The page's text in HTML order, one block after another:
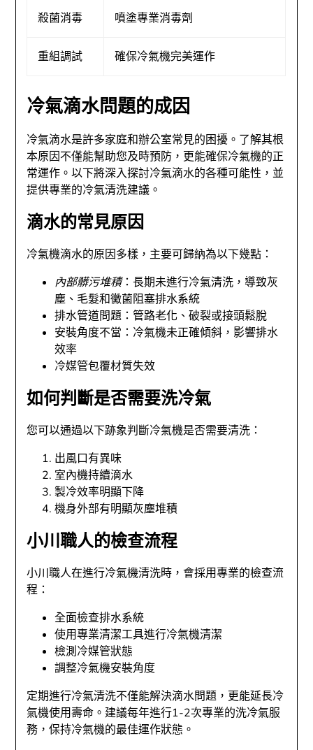
殺菌消毒 噴塗專業消毒劑
重組調試 確保冷氣機完美運作
冷氣滴水問題的成因
冷氣滴水是許多家庭和辦公室常見的困擾。了解其根
本原因不僅能幫助您及時預防，更能確保冷氣機的正
常運作。以下將深入探討冷氣滴水的各種可能性，並
提供專業的冷氣清洗建議。
滴水的常見原因
冷氣機滴水的原因多樣，主要可歸納為以下幾點：
內部髒污堆積：長期未進行冷氣清洗，導致灰
塵、毛髮和黴菌阻塞排水系統
排水管道問題：管路老化、破裂或接頭鬆脫
安裝角度不當：冷氣機未正確傾斜，影響排水
效率
冷媒管包覆材質失效
如何判斷是否需要洗冷氣
您可以通過以下跡象判斷冷氣機是否需要清洗：
出風口有異味
室內機持續滴水
製冷效率明顯下降
機身外部有明顯灰塵堆積
小川職人的檢查流程
小川職人在進行冷氣機清洗時，會採用專業的檢查流
程：
全面檢查排水系統
使用專業清潔工具進行冷氣機清潔
檢測冷媒管狀態
調整冷氣機安裝角度
定期進行冷氣清洗不僅能解決滴水問題，更能延長冷
氣機使用壽命。建議每年進行1-2次專業的洗冷氣服
務，保持冷氣機的最佳運作狀態。